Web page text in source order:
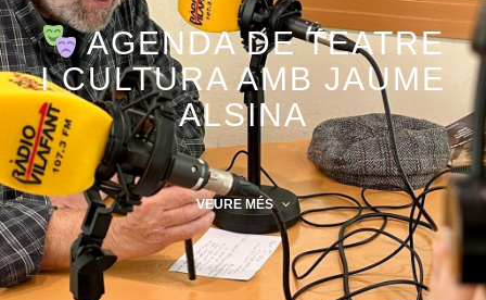
AGENDA DE TEATRE
I CULTURA AMB JAUME
ALSINA
VEURE MÉS